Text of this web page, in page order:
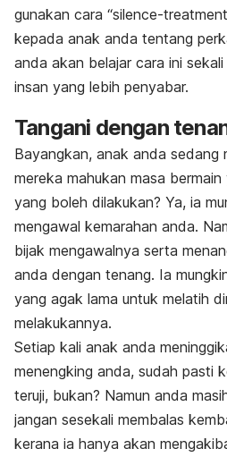
gunakan cara “silence-
kepada anak anda tentang
anda akan belajar cara ini
insan yang lebih penyabar.
Tangani dengan
Bayangkan, anak anda sedang
mereka mahukan masa
yang boleh dilakukan? Ya, ia
mengawal kemarahan anda.
bijak mengawalnya serta
anda dengan tenang. Ia
yang agak lama untuk melatih
melakukannya.
Setiap kali anak anda
menengking anda, sudah pasti
teruji, bukan? Namun anda
jangan sesekali membalas
kerana ia hanya akan